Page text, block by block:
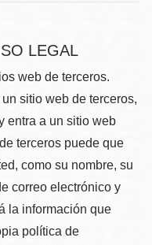
LEGAL
web de terceros.
sitio web de terceros,
entra a un sitio web
terceros puede que
como su nombre, su
correo electrónico y
la información que
política de